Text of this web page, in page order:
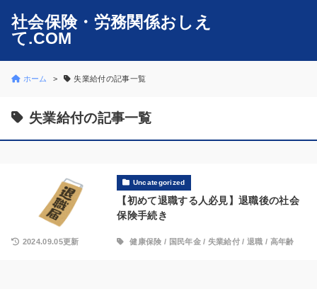
社会保険・労務関係おしえ
て.COM
ホーム 失業給付の記事一覧
失業給付の記事一覧
Uncategorized
【初めて退職する人必見】退職後の社会
保険手続き
2024.09.05更新 健康保険 / 国民年金/ 失業給付 /退職 / 高年齢